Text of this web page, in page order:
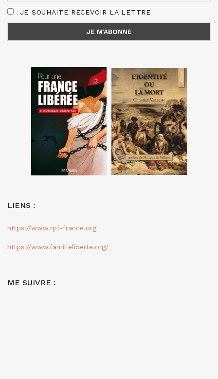
JE SOUHAITE RECEVOIR LA LETTRE
LIENS :
https://www.rpf-france.org
https://www.familleliberte.org/
ME SUIVRE :